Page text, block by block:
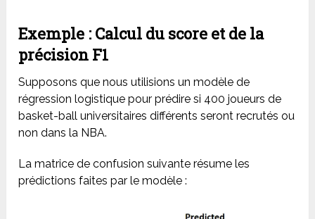
Exemple : Calcul du score et de la
précision F1
Supposons que nous utilisions un modèle de
régression logistique pour prédire si 400 joueurs de
basket-ball universitaires différents seront recrutés ou
non dans la NBA.
La matrice de confusion suivante résume les
prédictions faites par le modèle :